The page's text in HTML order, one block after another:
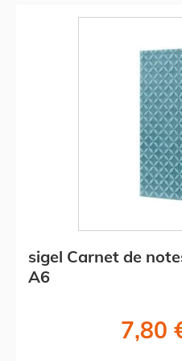
sigel Carnet de
A6
7,80